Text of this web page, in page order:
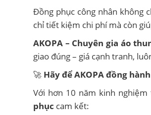
Đồng phục công nhân không
chỉ tiết kiệm chi phí mà còn
AKOPA – Chuyên gia áo
giao đúng – giá cạnh tranh,
🚀 Hãy để AKOPA đồng
Với hơn 10 năm kinh
phục cam kết: